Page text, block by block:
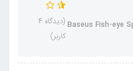
Baseus Fish-eye
(دیدگاه 4
کاربر)